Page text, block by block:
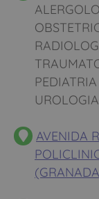
AVENIDA